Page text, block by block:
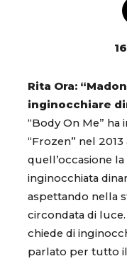
Rita Ora:
inginocchiare
“Body On Me”
“Frozen” nel
quell’occasione
inginocchiata
aspettando nella
circondata di
chiede di
parlato per tutto